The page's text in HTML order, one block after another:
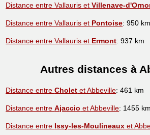
Distance entre Vallauris etVillenave-
Distance entre Vallauris et Pontoise: 950 km
Distance entre Vallauris et Ermont: 937 km
Autres distances à
Distance entreCholet et Abbeville: 461 km
Distance entreAjaccio et Abbeville: 1455 km
Distance entre Issy-les-Moulineaux et